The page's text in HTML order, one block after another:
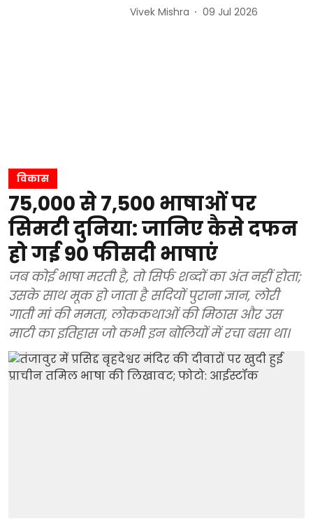
Vivek Mishra 09 Jul 2026
विकास
75,000 से 7,500 भाषाओं पर
सिमटी दुनिया: जानिए कैसे दफन
हो गई 90 फीसदी भाषाएं
जब कोई भाषा मरती है, तो सिर्फ शब्दों का अंत नहीं होता;
उसके साथ मूक हो जाता है सदियों पुराना ज्ञान, लोरी
गाती मां की ममता, लोककथाओं की मिठास और उस
माटी का इतिहास जो कभी इन बोलियों में रचा बसा था।